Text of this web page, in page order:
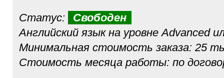
Статус:
Свободен
Английский язык на уровне Advanced
Минимальная стоимость заказа: 25
Стоимость месяца работы: по